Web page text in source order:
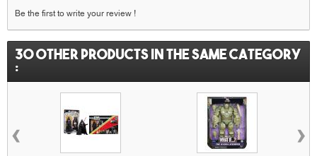
Be the first to write your review !
30 other products in the same category
:
‹ ›